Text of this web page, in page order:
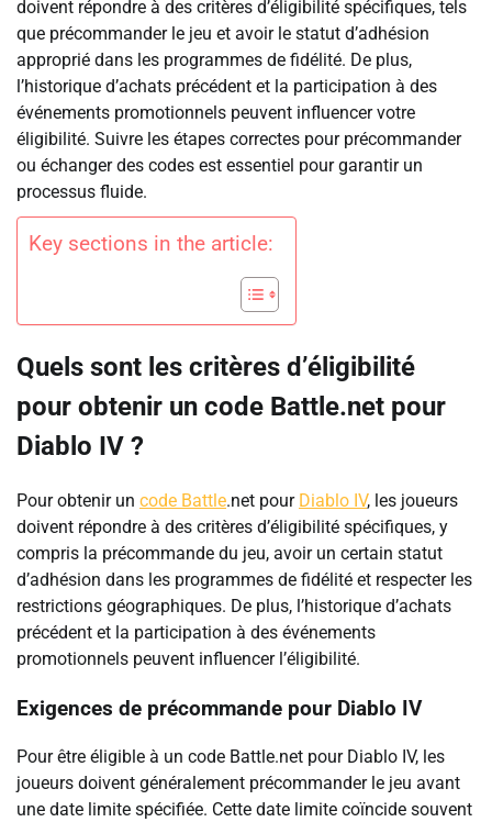
doivent répondre à des critères d’éligibilité spécifiques, tels
que précommander le jeu et avoir le statut d’adhésion
approprié dans les programmes de fidélité. De plus,
l’historique d’achats précédent et la participation à des
événements promotionnels peuvent influencer votre
éligibilité. Suivre les étapes correctes pour précommander
ou échanger des codes est essentiel pour garantir un
processus fluide.
Key sections in the article:
Quels sont les critères d’éligibilité
pour obtenir un code Battle.net pour
Diablo IV ?
Pour obtenir un code Battle.net pour Diablo IV, les joueurs
doivent répondre à des critères d’éligibilité spécifiques, y
compris la précommande du jeu, avoir un certain statut
d’adhésion dans les programmes de fidélité et respecter les
restrictions géographiques. De plus, l’historique d’achats
précédent et la participation à des événements
promotionnels peuvent influencer l’éligibilité.
Exigences de précommande pour Diablo IV
Pour être éligible à un code Battle.net pour Diablo IV, les
joueurs doivent généralement précommander le jeu avant
une date limite spécifiée. Cette date limite coïncide souvent